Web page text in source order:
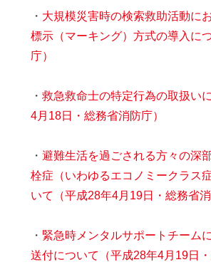
・ 大規模災害時の検索救助活動に
標示（マーキング）方式の導入に
庁）
・救急救命士の特定行為の取扱い
4月18日・総務省消防庁）
・避難生活を過ごされる方々の深
栓症（いわゆるエコノミークラス
いて（平成28年4月19日・総務省消
・ 緊急時メンタルサポートチーム
送付について（平成28年4月19日・